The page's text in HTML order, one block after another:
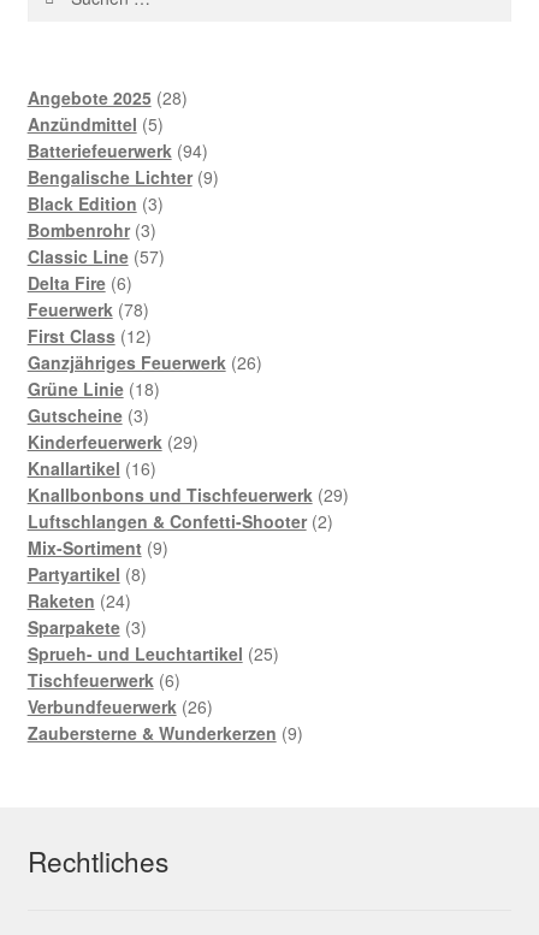
Angebote 2025 2828
Anzündmittel 55
Produkte
Batteriefeuerwerk 9494
Produkte
Bengalische Lichter 99
Black Edition 33
Bombenrohr 33
Produkte
Classic Line 5757
Delta Fire 66
Produkte
Feuerwerk 7878
Produkte
First Class 1212
Produkte
Ganzjähriges Feuerwerk 2626
Grüne Linie 1818
Gutscheine 33
Produkte
Kinderfeuerwerk 2929
Knallartikel 1616
Produkte
Knallbonbons und Tischfeuerwerk 2929
Luftschlangen & Confetti-Shooter 22
Mix-Sortiment 99
Partyartikel 88
Raketen 2424
Produkte
Sparpakete 33
Produkte
Sprueh- und Leuchtartikel 2525
Tischfeuerwerk 66
Produkte
Verbundfeuerwerk 2626
Produkte
Zaubersterne & Wunderkerzen 99
Rechtliches